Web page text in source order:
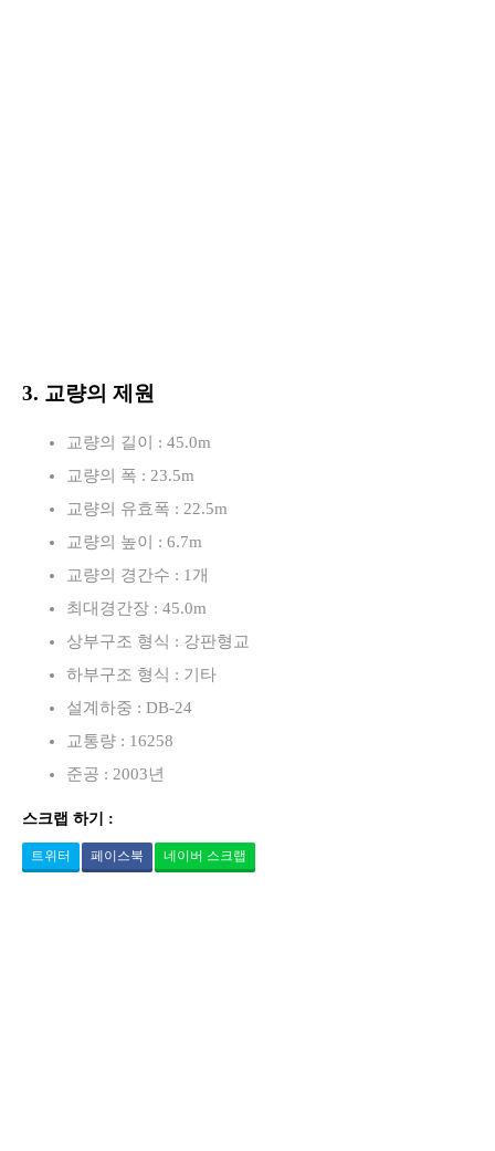
3. 교량의 제원
교량의 길이 : 45.0m
교량의 폭 : 23.5m
교량의 유효폭 : 22.5m
교량의 높이 : 6.7m
교량의 경간수 : 1개
최대경간장 : 45.0m
상부구조 형식 : 강판형교
하부구조 형식 : 기타
설계하중 : DB-24
교통량 : 16258
준공 : 2003년
스크랩 하기 :
트위터 페이스북 네이버 스크랩